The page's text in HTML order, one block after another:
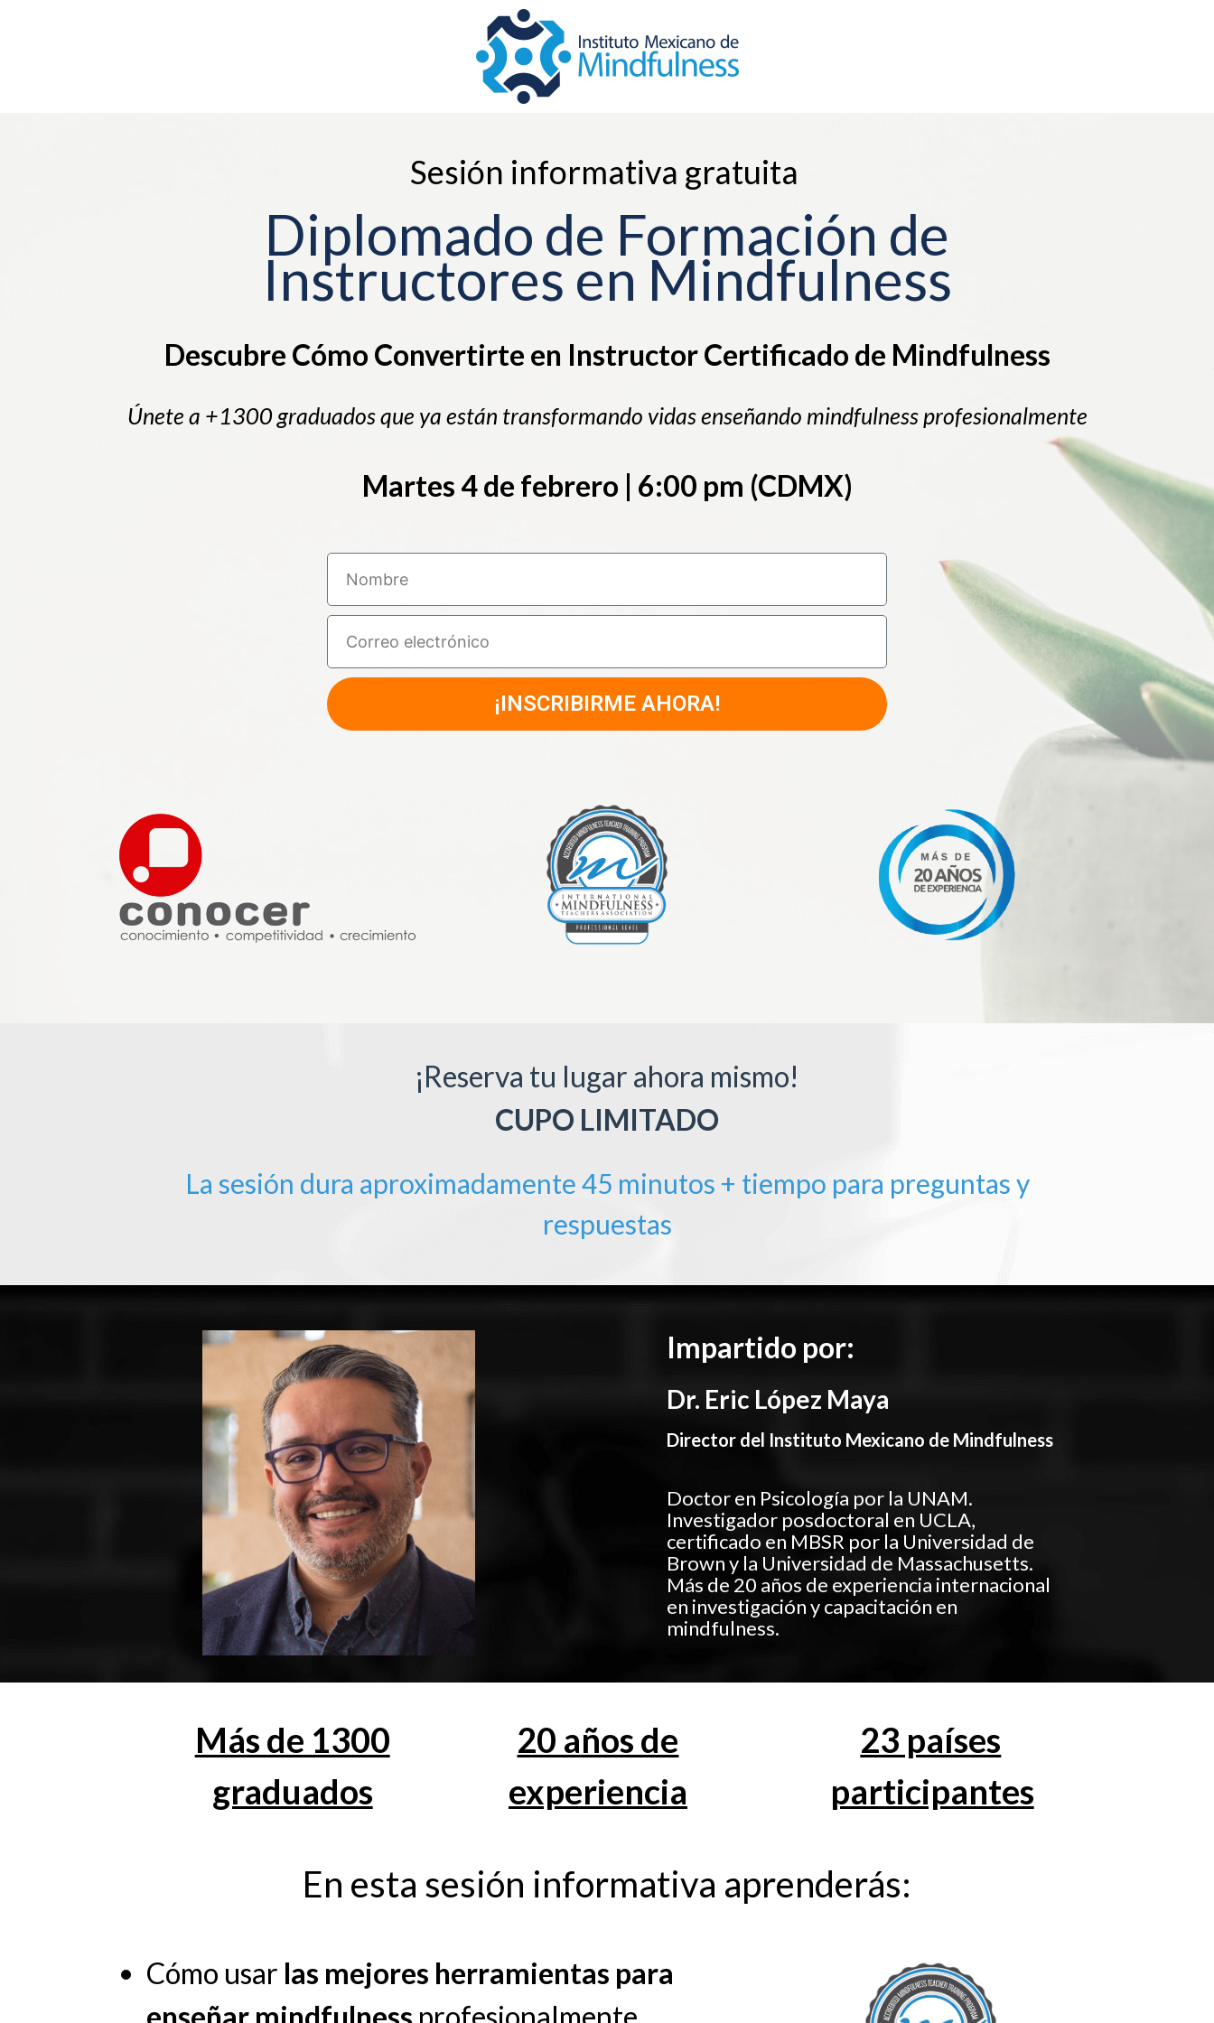
Sesión informativa gratuita
Diplomado de Formación de
Instructores en Mindfulness
Descubre Cómo Convertirte en Instructor Certificado de Mindfulness
Únete a +1300 graduados que ya están transformando vidas enseñando mindfulness profesionalmente
Martes 4 de febrero | 6:00 pm (CDMX)
¡INSCRIBIRME AHORA!
¡Reserva tu lugar ahora mismo!
CUPO LIMITADO
La sesión dura aproximadamente 45 minutos + tiempo para preguntas y
respuestas
Impartido por:
Dr. Eric López Maya
Director del Instituto Mexicano de Mindfulness
Doctor en Psicología por la UNAM.
Investigador posdoctoral en UCLA,
certificado en MBSR por la Universidad de
Brown y la Universidad de Massachusetts.
Más de 20 años de experiencia internacional
en investigación y capacitación en
mindfulness.
Más de 1300
graduados
20 años de
experiencia
23 países
participantes
En esta sesión informativa aprenderás:
Cómo usar las mejores herramientas para
enseñar mindfulness profesionalmente